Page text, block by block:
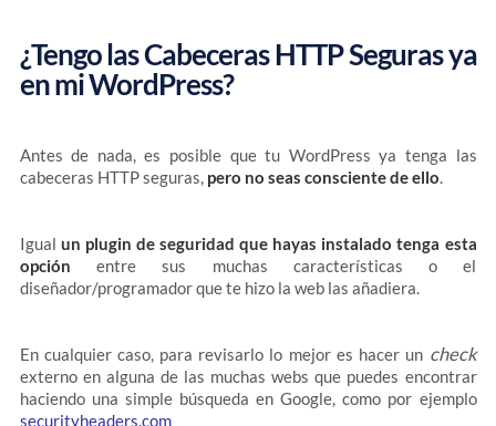
¿Tengo las Cabeceras HTTP Seguras ya
en mi WordPress?
Antes de nada, es posible que tu WordPress ya tenga las
cabeceras HTTP seguras, pero no seas consciente de ello.
Igual un plugin de seguridad que hayas instalado tenga esta
opción entre sus muchas características o el
diseñador/programador que te hizo la web las añadiera.
En cualquier caso, para revisarlo lo mejor es hacer un check
externo en alguna de las muchas webs que puedes encontrar
haciendo una simple búsqueda en Google, como por ejemplo
securityheaders.com